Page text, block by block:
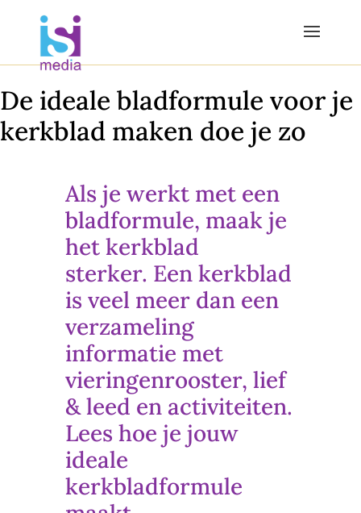
De ideale bladformule voor je
kerkblad maken doe je zo
Als je werkt met een
bladformule, maak je
het kerkblad
sterker. Een kerkblad
is veel meer dan een
verzameling
informatie met
vieringenrooster, lief
& leed en activiteiten.
Lees hoe je jouw
ideale
kerkbladformule